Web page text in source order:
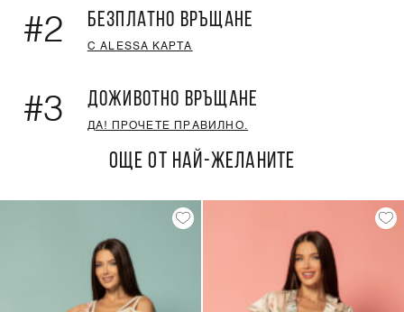
#2 БЕЗПЛАТНО ВРЪЩАНЕ
С ALESSA КАРТА
#3 ДОЖИВОТНО ВРЪЩАНЕ
ДА! ПРОЧЕТЕ ПРАВИЛНО.
ОЩЕ ОТ НАЙ-ЖЕЛАНИТЕ